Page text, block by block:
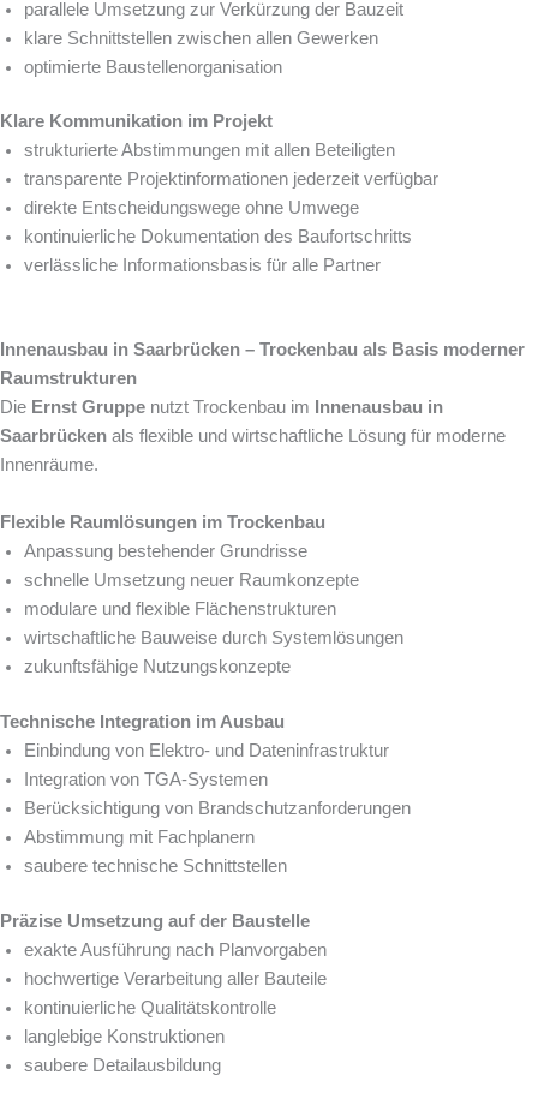
parallele Umsetzung zur Verkürzung der Bauzeit
klare Schnittstellen zwischen allen Gewerken
optimierte Baustellenorganisation
Klare Kommunikation im Projekt
strukturierte Abstimmungen mit allen Beteiligten
transparente Projektinformationen jederzeit verfügbar
direkte Entscheidungswege ohne Umwege
kontinuierliche Dokumentation des Baufortschritts
verlässliche Informationsbasis für alle Partner
Innenausbau in Saarbrücken – Trockenbau als Basis moderner
Raumstrukturen
Die Ernst Gruppe nutzt Trockenbau im
Innenausbau in
Saarbrücken als flexible und wirtschaftliche Lösung für moderne
Innenräume.
Flexible Raumlösungen im Trockenbau
Anpassung bestehender Grundrisse
schnelle Umsetzung neuer Raumkonzepte
modulare und flexible Flächenstrukturen
wirtschaftliche Bauweise durch Systemlösungen
zukunftsfähige Nutzungskonzepte
Technische Integration im Ausbau
Einbindung von Elektro- und Dateninfrastruktur
Integration von TGA-Systemen
Berücksichtigung von Brandschutzanforderungen
Abstimmung mit Fachplanern
saubere technische Schnittstellen
Präzise Umsetzung auf der Baustelle
exakte Ausführung nach Planvorgaben
hochwertige Verarbeitung aller Bauteile
kontinuierliche Qualitätskontrolle
langlebige Konstruktionen
saubere Detailausbildung